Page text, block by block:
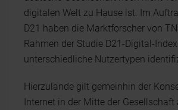
digitalen Welt zu Hause ist. Im
D21 haben die Marktforscher von
Rahmen der Studie D21-Digital-
unterschiedliche Nutzertypen
Hierzulande gilt gemeinhin der
Internet in der Mitte der